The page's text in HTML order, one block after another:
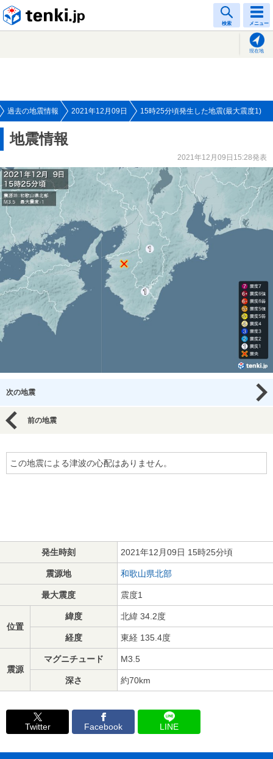
検索 メニュー
現在地
過去の地震情報 2021年12月09日 15時25分頃発生した地震(最大震度1)
地震情報
2021年12月09日15:28発表
次の地震
前の地震
この地震による津波の心配はありません。
発生時刻 2021年12月09日 15時25分頃
震源地 和歌山県北部
最大震度 震度1
位置
緯度 北緯 34.2度
経度 東経 135.4度
震源
マグニチュード M3.5
深さ 約70km
Twitter Facebook LINE